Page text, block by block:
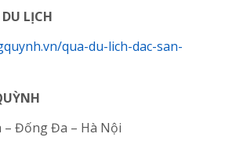
LỊCH
qua-du-lich-dac-san-
– Đống Đa – Hà Nội